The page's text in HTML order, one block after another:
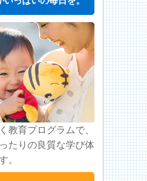
教育プログラムで、
たりの良質な学び体
。